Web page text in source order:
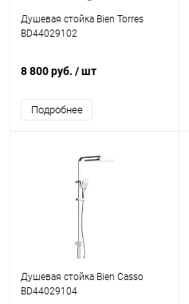
Душевая стойка Bien Torres
BD44029102
8 800 руб. / шт
Подробнее
Душевая стойка Bien Casso
BD44029104